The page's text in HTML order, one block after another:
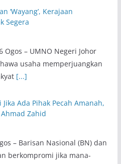
‘Wayang’, Kerajaan
Segera
Ogos – UMNO Negeri Johor
usaha memperjuangkan
[...]
Ada Pihak Pecah Amanah,
Zahid
– Barisan Nasional (BN) dan
berkompromi jika mana-